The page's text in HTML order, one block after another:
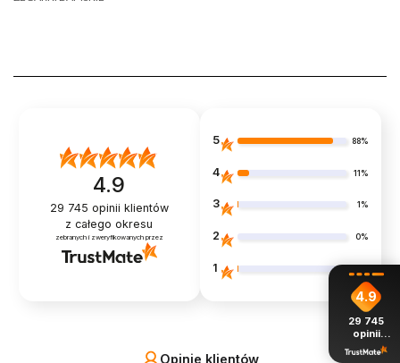
4.9
29 745 opinii klientów
z całego okresu
zebranych i zweryfikowanych przez
5 88%
4 11%
3 1%
2 0%
1
Opinie klientów
4.9
29 745
opinii
z całego
okresu